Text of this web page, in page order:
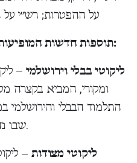
על ההפטרות; רש״י על
תוספות חדשות המופיעות בעמוד:
ליקוטי בבלי וירושלמי–
ומקורי, המביא בקצרה
התלמוד הבבלי והירושלמי
שבו נדון פסוק.
ליקוטי מצודות–